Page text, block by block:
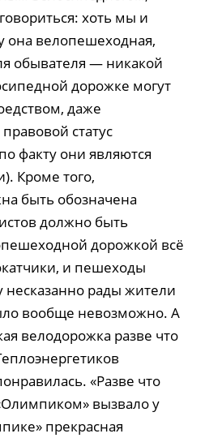
хоть мы и
она велопешеходная,
обывателя — никакой
дорожке могут
даже
статус
факту они являются
Кроме того,
быть обозначена
должно быть
дорожкой всё
и пешеходы
рады жители
вообще невозможно. А
велодорожка разве что
«Разве что
вызвало у
прекрасная